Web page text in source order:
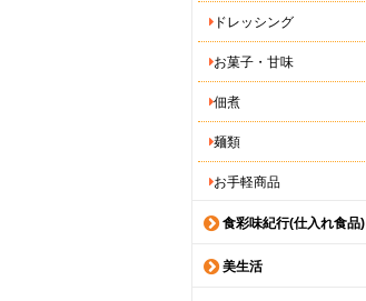
ドレッシング
お菓子・甘味
佃煮
麺類
お手軽商品
食彩味紀行(仕入れ食品)
美生活